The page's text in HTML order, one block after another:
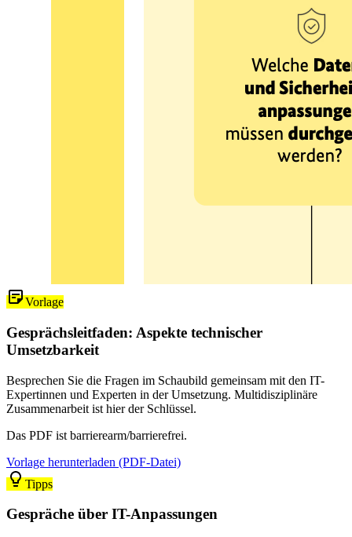
Vorlage
Gesprächsleitfaden: Aspekte technischer
Umsetzbarkeit
Besprechen Sie die Fragen im Schaubild gemeinsam mit den IT-
Expertinnen und Experten in der Umsetzung. Multidisziplinäre
Zusammenarbeit ist hier der Schlüssel.
Das PDF ist barrierearm/barrierefrei.
Vorlage herunterladen (PDF-Datei)
Tipps
Gespräche über IT-Anpassungen